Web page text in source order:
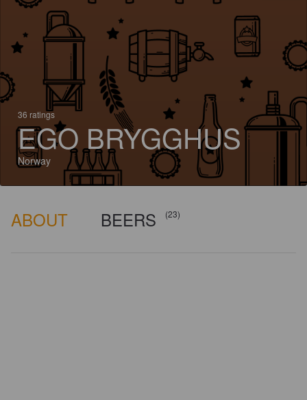
36 ratings
EGO BRYGGHUS
Norway
ABOUT BEERS (23)